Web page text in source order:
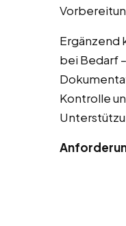
Ergänzend
bei Bedarf
Kontrolle